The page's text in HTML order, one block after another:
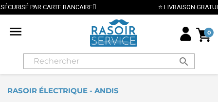
⭐ LIVRAISON GRATUITE EN FRANCE MÉTROPOLITAINE DÈS
 0
search
RASOIR ÉLECTRIQUE - ANDIS